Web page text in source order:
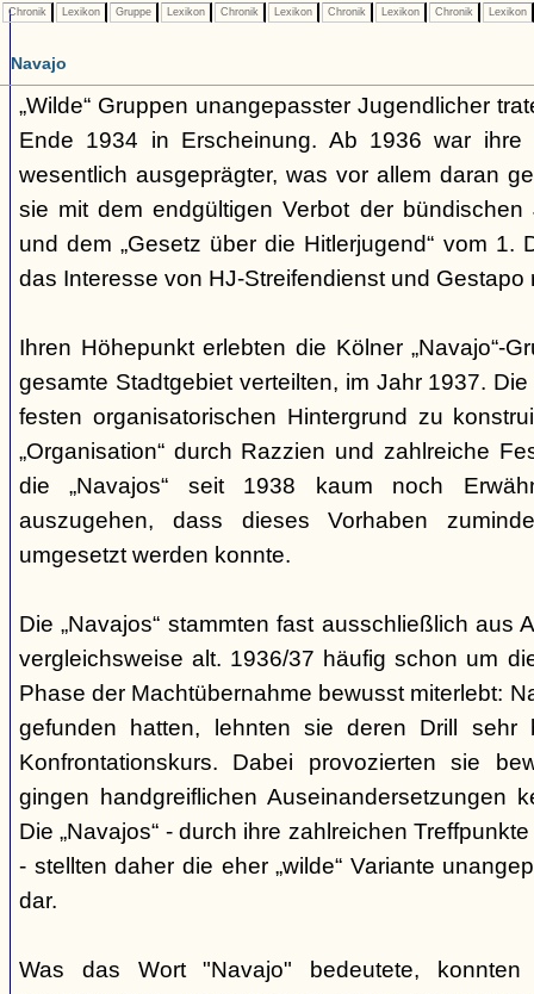
Chronik Lexikon Gruppe Lexikon Chronik Lexikon Chronik Lexikon Chronik Lexikon
Navajo
„Wilde“ Gruppen unangepasster Jugendlicher
Ende 1934 in Erscheinung. Ab 1936 war ihre
wesentlich ausgeprägter, was vor allem daran
sie mit dem endgültigen Verbot der
und dem „Gesetz über die Hitlerjugend“ vom 1.
das Interesse von HJ-Streifendienst und Gestapo
Ihren Höhepunkt erlebten die Kölner „Navajo“-
gesamte Stadtgebiet verteilten, im Jahr 1937.
festen organisatorischen Hintergrund zu
„Organisation“ durch Razzien und zahlreiche
die „Navajos“ seit 1938 kaum noch
auszugehen, dass dieses Vorhaben
umgesetzt werden konnte.
Die „Navajos“ stammten fast ausschließlich aus
vergleichsweise alt. 1936/37 häufig schon um
Phase der Machtübernahme bewusst miterlebt:
gefunden hatten, lehnten sie deren Drill
Konfrontationskurs. Dabei provozierten sie
gingen handgreiflichen Auseinandersetzungen
Die „Navajos“ - durch ihre zahlreichen
- stellten daher die eher „wilde“ Variante
dar.
Was das Wort "Navajo" bedeutete, konnten